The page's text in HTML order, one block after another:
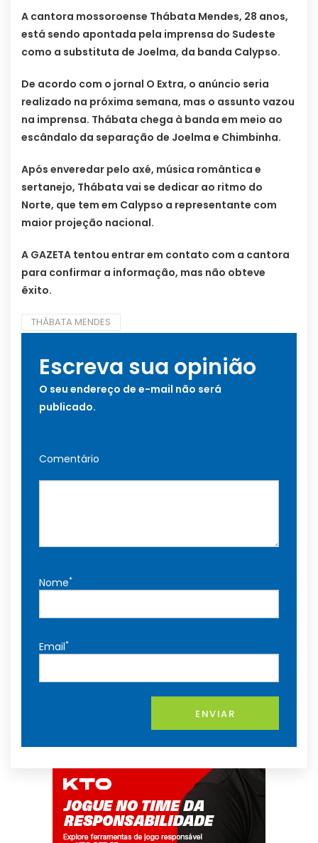
A cantora mossoroense Thábata Mendes, 28 anos,
está sendo apontada pela imprensa do Sudeste
como a substituta de Joelma, da banda Calypso.
De acordo com o jornal O Extra, o anúncio seria
realizado na próxima semana, mas o assunto vazou
na imprensa. Thábata chega à banda em meio ao
escândalo da separação de Joelma e Chimbinha.
Após enveredar pelo axé, música romântica e
sertanejo, Thábata vai se dedicar ao ritmo do
Norte, que tem em Calypso a representante com
maior projeção nacional.
A GAZETA tentou entrar em contato com a cantora
para confirmar a informação, mas não obteve
êxito.
THÁBATA MENDES
Escreva sua opinião
O seu endereço de e-mail não será
publicado.
Comentário
Nome*
Email*
ENVIAR